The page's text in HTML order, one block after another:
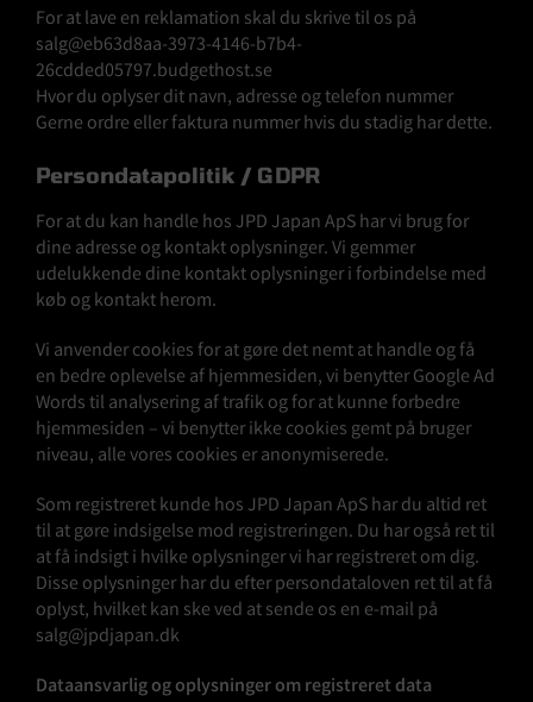
For at lave en reklamation skal du skrive til os på
salg@eb63d8aa-3973-4146-b7b4-
26cdded05797.budgethost.se
Hvor du oplyser dit navn, adresse og telefon nummer
Gerne ordre eller faktura nummer hvis du stadig har dette.
Persondatapolitik / GDPR
For at du kan handle hos JPD Japan ApS har vi brug for
dine adresse og kontakt oplysninger. Vi gemmer
udelukkende dine kontakt oplysninger i forbindelse med
køb og kontakt herom.
Vi anvender cookies for at gøre det nemt at handle og få
en bedre oplevelse af hjemmesiden, vi benytter Google Ad
Words til analysering af trafik og for at kunne forbedre
hjemmesiden – vi benytter ikke cookies gemt på bruger
niveau, alle vores cookies er anonymiserede.
Som registreret kunde hos JPD Japan ApS har du altid ret
til at gøre indsigelse mod registreringen. Du har også ret til
at få indsigt i hvilke oplysninger vi har registreret om dig.
Disse oplysninger har du efter persondataloven ret til at få
oplyst, hvilket kan ske ved at sende os en e-mail på
salg@jpdjapan.dk
Dataansvarlig og oplysninger om registreret data